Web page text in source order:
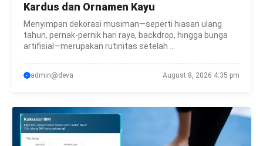
Kardus dan Ornamen Kayu
Menyimpan dekorasi musiman—seperti hiasan ulang
tahun, pernak-pernik hari raya, backdrop, hingga bunga
artifisial—merupakan rutinitas setelah ...
admin@deva August 8, 2026 4:35 pm